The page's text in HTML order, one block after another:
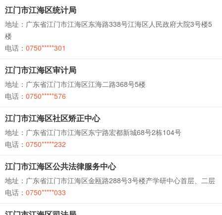
江门市江海区统计局
地址：广东省江门市江海区东海路338号江海区人民政府大院3号楼5
楼
电话： 0750*****301
江门市江海区审计局
地址：广东省江门市江海区江海二路368号5楼
电话： 0750*****576
江门市江海区社区矫正中心
地址：广东省江门市江海区东宁路宏都新城68号2栋104号
电话： 0750*****232
江门市江海区公共法律服务中心
地址：广东省江门市江海区金瓯路288号3号楼产学研中心首层、二层
电话： 0750*****033